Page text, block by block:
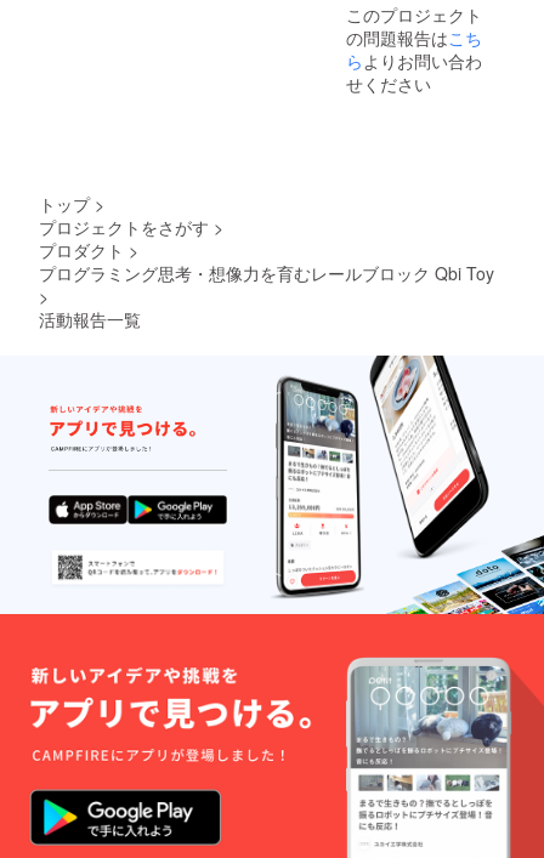
このプロジェクト
の問題報告はこち
ら よりお問い合わ
せください
トップ >
プロジェクトをさがす >
プロダクト >
プログラミング思考・想像力を育むレールブロック Qbi Toy
>
活動報告一覧